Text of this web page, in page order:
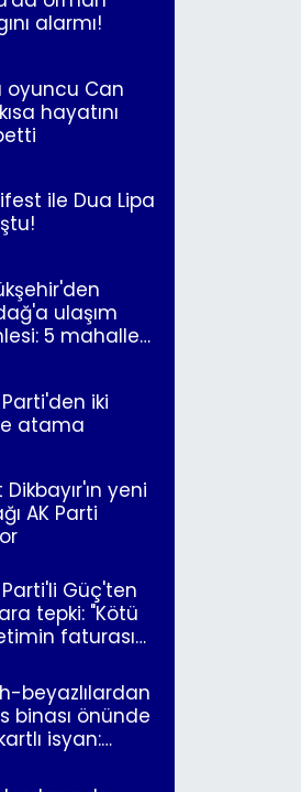
alarmı!
oyuncu Can
hayatını
ile Dua Lipa
ulaşım
5 mahalle
Parti'den iki
atama
yeni
AK Parti
Parti'li Güç'ten
tepki: "Kötü
faturasını
beyazlılardan
binası önünde
isyan: